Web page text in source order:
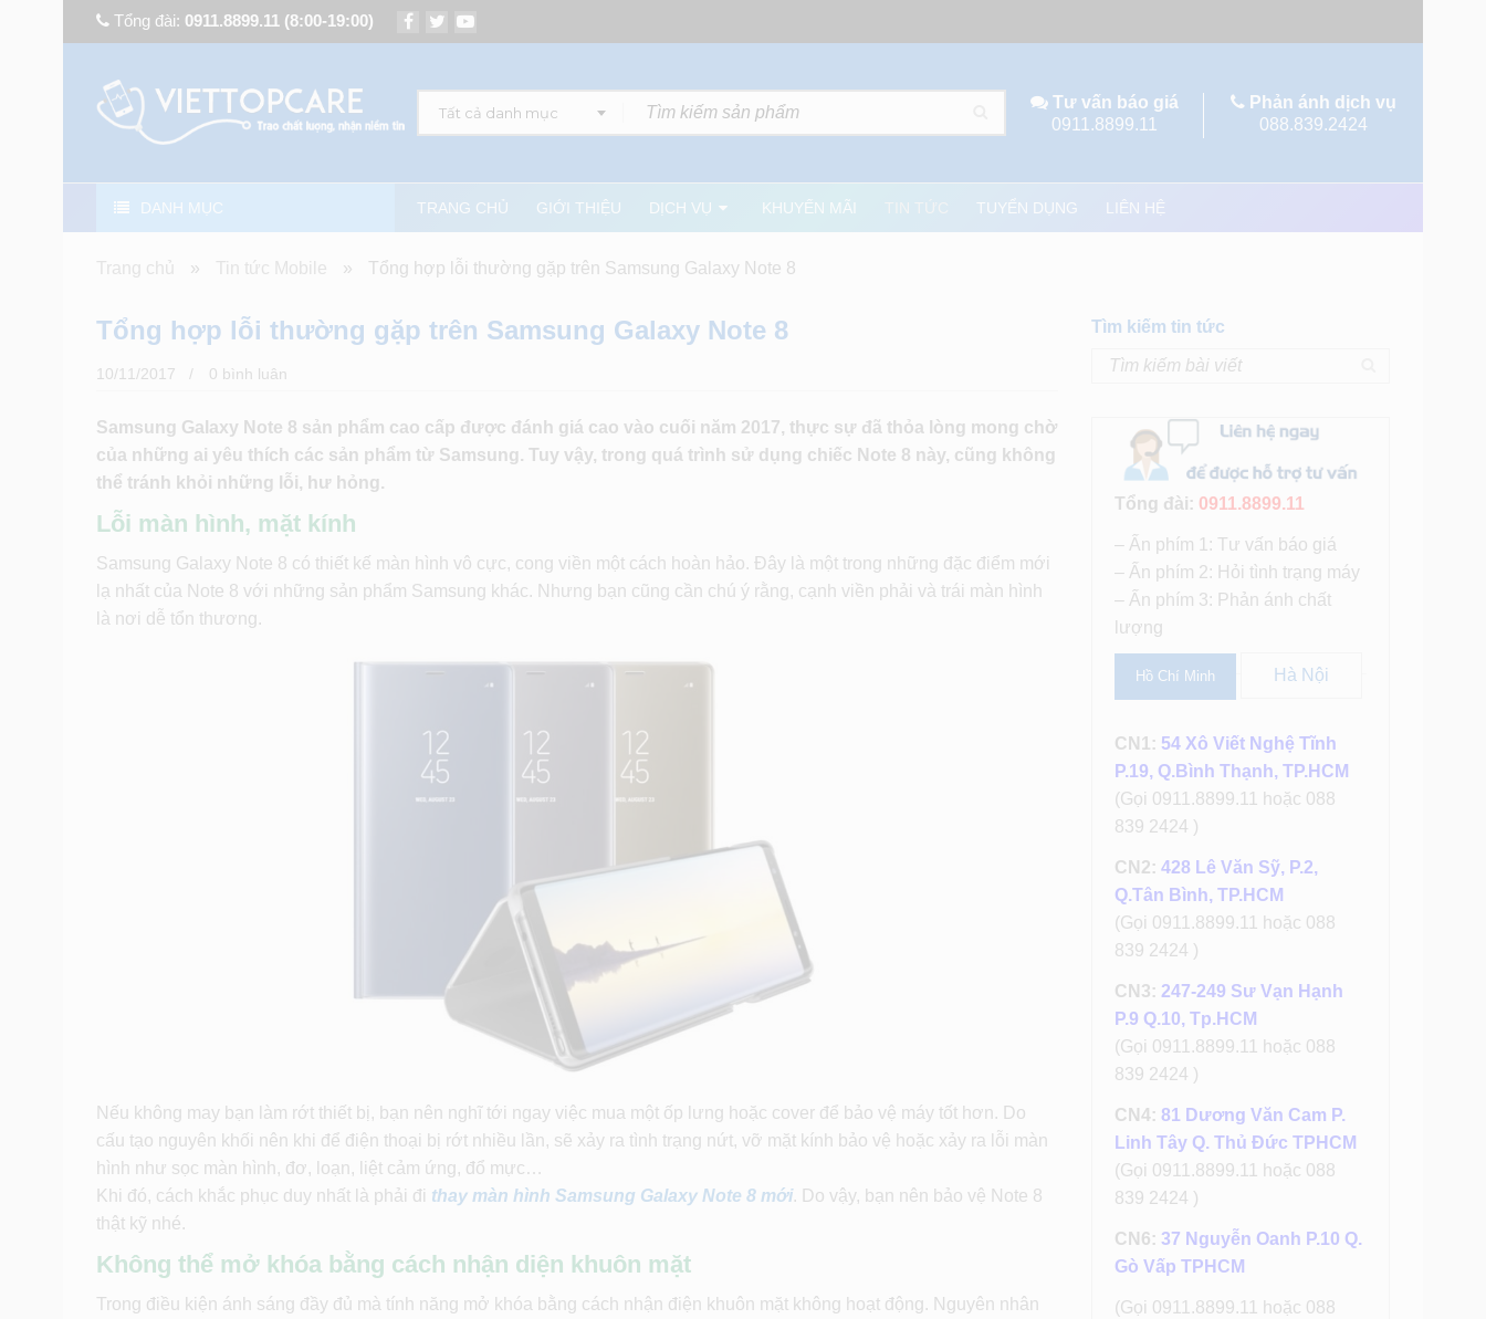
Tổng đài: 0911.8899.11 (8:00-19:00)
Tất cả danh mục
Tư vấn báo giá
0911.8899.11
Phản ánh dịch vụ
088.839.2424
DANH MỤC TRANG CHỦ GIỚI THIỆU DỊCH VỤ KHUYẾN MÃI TIN TỨC TUYỂN DỤNG LIÊN HỆ
Trang chủ » Tin tức Mobile » Tổng hợp lỗi thường gặp trên Samsung Galaxy Note 8
Tổng hợp lỗi thường gặp trên Samsung Galaxy Note 8
10/11/2017 0 bình luân
Samsung Galaxy Note 8 sản phẩm cao cấp được đánh giá cao vào cuối năm 2017, thực sự đã thỏa lòng mong chờ
của những ai yêu thích các sản phẩm từ Samsung. Tuy vậy, trong quá trình sử dụng chiếc Note 8 này, cũng không
thể tránh khỏi những lỗi, hư hỏng.
Lỗi màn hình, mặt kính
Samsung Galaxy Note 8 có thiết kế màn hình vô cực, cong viền một cách hoàn hảo. Đây là một trong những đặc điểm mới
lạ nhất của Note 8 với những sản phẩm Samsung khác. Nhưng bạn cũng cần chú ý rằng, cạnh viền phải và trái màn hình
là nơi dễ tổn thương.
Nếu không may bạn làm rớt thiết bị, bạn nên nghĩ tới ngay việc mua một ốp lưng hoặc cover để bảo vệ máy tốt hơn. Do
cấu tạo nguyên khối nên khi để điện thoại bị rớt nhiều lần, sẽ xảy ra tình trạng nứt, vỡ mặt kính bảo vệ hoặc xảy ra lỗi màn
hình như sọc màn hình, đơ, loạn, liệt cảm ứng, đổ mực…
Khi đó, cách khắc phục duy nhất là phải đi thay màn hình Samsung Galaxy Note 8 mới. Do vậy, bạn nên bảo vệ Note 8
thật kỹ nhé.
Không thể mở khóa bằng cách nhận diện khuôn mặt
Trong điều kiện ánh sáng đầy đủ mà tính năng mở khóa bằng cách nhận điện khuôn mặt không hoạt động. Nguyên nhân
Tìm kiếm tin tức
Tổng đài: 0911.8899.11
– Ấn phím 1: Tư vấn báo giá
– Ấn phím 2: Hỏi tình trạng máy
– Ấn phím 3: Phản ánh chất
lượng
Hồ Chí Minh Hà Nội
CN1: 54 Xô Viết Nghệ Tĩnh
P.19, Q.Bình Thạnh, TP.HCM
(Gọi 0911.8899.11 hoặc 088
839 2424 )
CN2: 428 Lê Văn Sỹ, P.2,
Q.Tân Bình, TP.HCM
(Gọi 0911.8899.11 hoặc 088
839 2424 )
CN3: 247-249 Sư Vạn Hạnh
P.9 Q.10, Tp.HCM
(Gọi 0911.8899.11 hoặc 088
839 2424 )
CN4: 81 Dương Văn Cam P.
Linh Tây Q. Thủ Đức TPHCM
(Gọi 0911.8899.11 hoặc 088
839 2424 )
CN6: 37 Nguyễn Oanh P.10 Q.
Gò Vấp TPHCM
(Gọi 0911.8899.11 hoặc 088